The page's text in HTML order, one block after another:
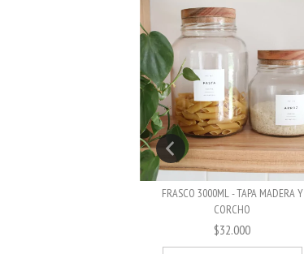
FRASCO 3000ML - TAPA MADERA Y
CORCHO
$32.000